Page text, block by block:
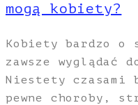
mogą kobiety?
Kobiety bardzo o
zawsze wyglądać
Niestety czasami
pewne choroby,